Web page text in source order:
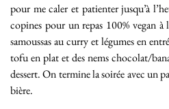
pour me caler et patienter jusqu’à
copines pour un repas 100% vegan
samoussas au curry et légumes en
tofu en plat et des nems chocolat/
dessert. On termine la soirée avec un
bière.